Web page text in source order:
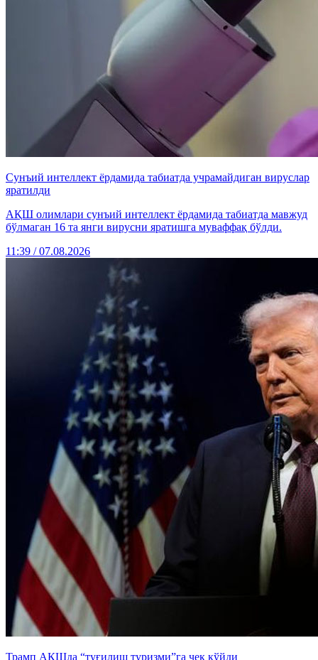
Сунъий интеллект ёрдамида табиатда учрамайдиган вируслар
яратилди
АҚШ олимлари сунъий интеллект ёрдамида табиатда мавжуд
бўлмаган 16 та янги вирусни яратишга муваффақ бўлди.
11:39 / 07.08.2026
Трамп АҚШда “туғилиш туризми”га чек қўйди